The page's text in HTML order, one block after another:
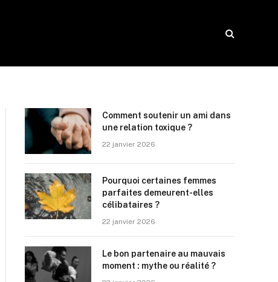
Comment soutenir un ami dans
une relation toxique ?
22 janvier 2026
Pourquoi certaines femmes
parfaites demeurent-elles
célibataires ?
22 janvier 2026
Le bon partenaire au mauvais
moment : mythe ou réalité ?